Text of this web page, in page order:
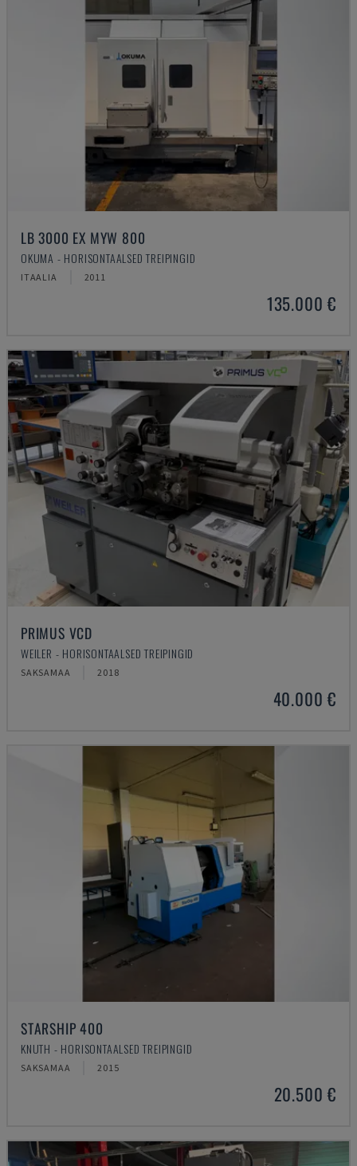
LB 3000 EX MYW 800
OKUMA - HORISONTAALSED TREIPINGID
ITAALIA 2011
135.000 €
PRIMUS VCD
WEILER - HORISONTAALSED TREIPINGID
SAKSAMAA 2018
40.000 €
STARSHIP 400
KNUTH - HORISONTAALSED TREIPINGID
SAKSAMAA 2015
20.500 €